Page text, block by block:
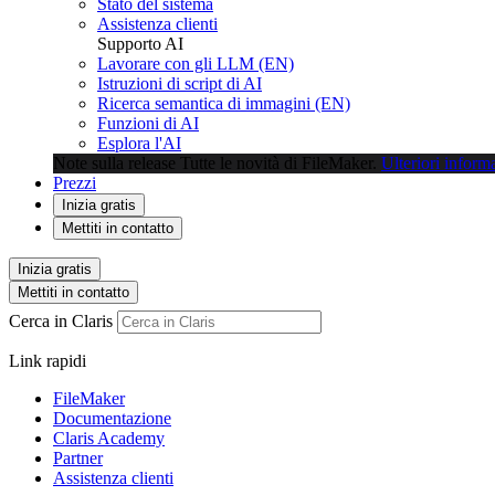
Stato del sistema
Assistenza clienti
Supporto AI
Lavorare con gli LLM (EN)
Istruzioni di script di AI
Ricerca semantica di immagini (EN)
Funzioni di AI
Esplora l'AI
Note sulla release Tutte le novità di FileMaker. Ulteriori
Prezzi
Inizia gratis
Mettiti in contatto
Inizia gratis
Mettiti in contatto
Cerca in Claris
Link rapidi
FileMaker
Documentazione
Claris Academy
Partner
Assistenza clienti